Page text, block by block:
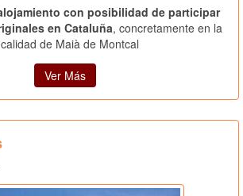
con posibilidad de participar
en Cataluña, concretamente en la
de Maià de Montcal
Ver Más